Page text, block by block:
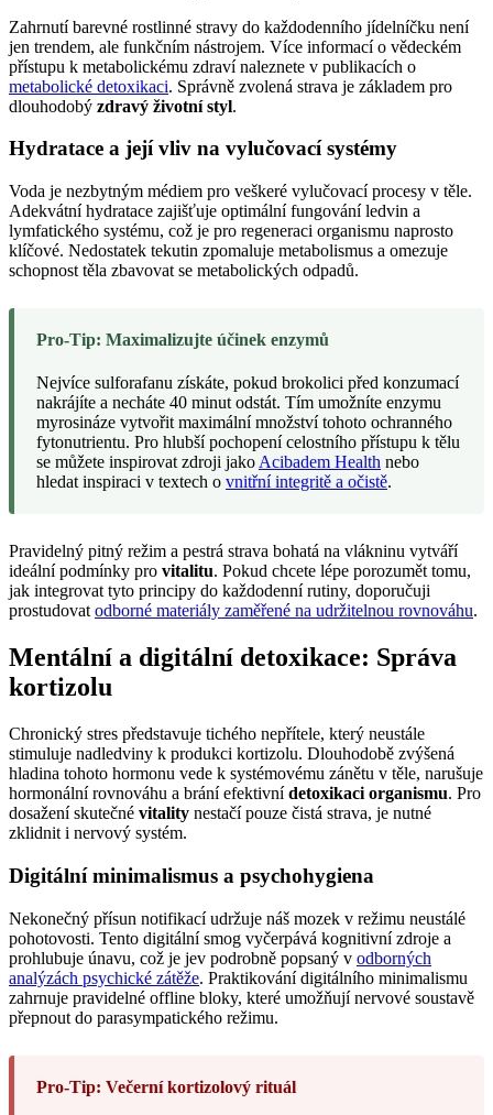
Zahrnutí barevné rostlinné stravy do každodenního jídelníčku není
jen trendem, ale funkčním nástrojem. Více informací o vědeckém
přístupu k metabolickému zdraví naleznete v publikacích o
metabolické detoxikaci. Správně zvolená strava je základem pro
dlouhodobý zdravý životní styl.
Hydratace a její vliv na vylučovací systémy
Voda je nezbytným médiem pro veškeré vylučovací procesy v těle.
Adekvátní hydratace zajišťuje optimální fungování ledvin a
lymfatického systému, což je pro regeneraci organismu naprosto
klíčové. Nedostatek tekutin zpomaluje metabolismus a omezuje
schopnost těla zbavovat se metabolických odpadů.
Pro-Tip: Maximalizujte účinek enzymů
Nejvíce sulforafanu získáte, pokud brokolici před konzumací
nakrájíte a necháte 40 minut odstát. Tím umožníte enzymu
myrosináze vytvořit maximální množství tohoto ochranného
fytonutrientu. Pro hlubší pochopení celostního přístupu k tělu
se můžete inspirovat zdroji jakoAcibadem Health nebo
hledat inspiraci v textech o vnitřní integritě a očistě.
Pravidelný pitný režim a pestrá strava bohatá na vlákninu vytváří
ideální podmínky pro vitalitu. Pokud chcete lépe porozumět tomu,
jak integrovat tyto principy do každodenní rutiny, doporučuji
prostudovatodborné materiály zaměřené na udržitelnou rovnováhu.
Mentální a digitální detoxikace: Správa
kortizolu
Chronický stres představuje tichého nepřítele, který neustále
stimuluje nadledviny k produkci kortizolu. Dlouhodobě zvýšená
hladina tohoto hormonu vede k systémovému zánětu v těle, narušuje
hormonální rovnováhu a brání efektivnídetoxikaci organismu. Pro
dosažení skutečné vitality nestačí pouze čistá strava, je nutné
zklidnit i nervový systém.
Digitální minimalismus a psychohygiena
Nekonečný přísun notifikací udržuje náš mozek v režimu neustálé
pohotovosti. Tento digitální smog vyčerpává kognitivní zdroje a
prohlubuje únavu, což je jev podrobně popsaný v odborných
analýzách psychické zátěže. Praktikování digitálního minimalismu
zahrnuje pravidelné offline bloky, které umožňují nervové soustavě
přepnout do parasympatického režimu.
Pro-Tip: Večerní kortizolový rituál